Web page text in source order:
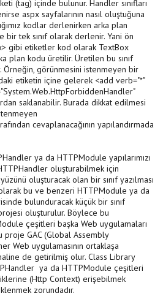
(tag) içinde bulunur. Handler sınıfları
aspx sayfalarının nasıl oluştuğuna
kodlar derlenirken arka plan
tek sınıf olarak derlenir. Yani ön
gibi etiketler kod olarak TextBox
plan kodu üretilir. Üretilen bu sınıf
Örneğin, görünmesini istenmeyen bir
etiketin içine gelerek <add verb="*"
saklanabilir. Burada dikkat edilmesi
cevaplanacağının yapılandırmada
ya da HTTPModule yapılarımızı
oluşturabilmek için
oluşturacak olan bir sınıf yazılması
bu ve benzeri HTTPModule ya da
bulunduracak küçük bir sınıf
oluşturulur. Böylece bu
çeşitleri başka Web uygulamaları
proje GAC (Global Assembly
Web uygulamasının ortaklaşa
de getirilmiş olur. Class Library
ya da HTTPModule çeşitleri
(Http Context) erişebilmek
zorundadır.